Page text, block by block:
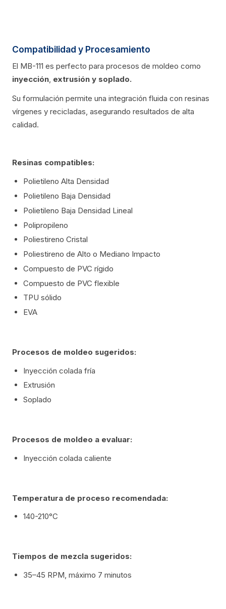
Compatibilidad y Procesamiento
El MB-111 es perfecto para procesos de moldeo como
inyección, extrusión y soplado.
Su formulación permite una integración fluida con resinas
vírgenes y recicladas, asegurando resultados de alta
calidad.
Resinas compatibles:
Polietileno Alta Densidad
Polietileno Baja Densidad
Polietileno Baja Densidad Lineal
Polipropileno
Poliestireno Cristal
Poliestireno de Alto o Mediano Impacto
Compuesto de PVC rígido
Compuesto de PVC flexible
TPU sólido
EVA
Procesos de moldeo sugeridos:
Inyección colada fría
Extrusión
Soplado
Procesos de moldeo a evaluar:
Inyección colada caliente
Temperatura de proceso recomendada:
140-210°C
Tiempos de mezcla sugeridos:
35–45 RPM, máximo 7 minutos